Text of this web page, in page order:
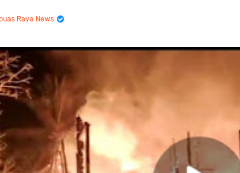
Raya News